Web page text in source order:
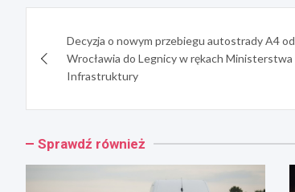
wpisuDecyzja o nowym przebiegu autostrady A4 od
Wrocławia do Legnicy w rękach Ministerstwa
Infrastruktury
Sprawdź również